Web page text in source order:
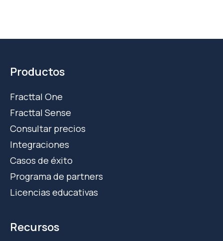
Productos
Fracttal One
Fracttal Sense
Consultar precios
Integraciones
Casos de éxito
Programa de partners
Licencias educativas
Recursos